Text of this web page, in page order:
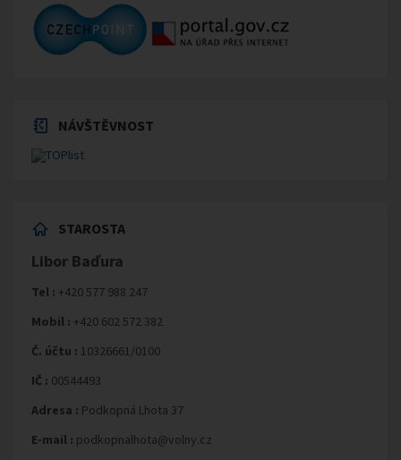
NÁVŠTĚVNOST
STAROSTA
Libor Baďura
Tel : +420 577 988 247
Mobil : +420 602 572 382
Č. účtu : 10326661/0100
IČ : 00544493
Adresa : Podkopná Lhota 37
E-mail : podkopnalhota@volny.cz